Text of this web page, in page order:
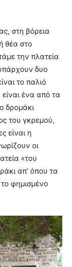
στη βόρεια
θέα στο
την πλατεία
δυο
το παλιό
ένα από τα
δρομάκι
του γκρεμού,
είναι η
οι
«του
απ’ όπου τα
φημισμένο